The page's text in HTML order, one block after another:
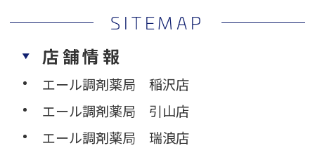
SITEMAP
店舗情報
エール調剤薬局 稲沢店
エール調剤薬局 引山店
エール調剤薬局 瑞浪店